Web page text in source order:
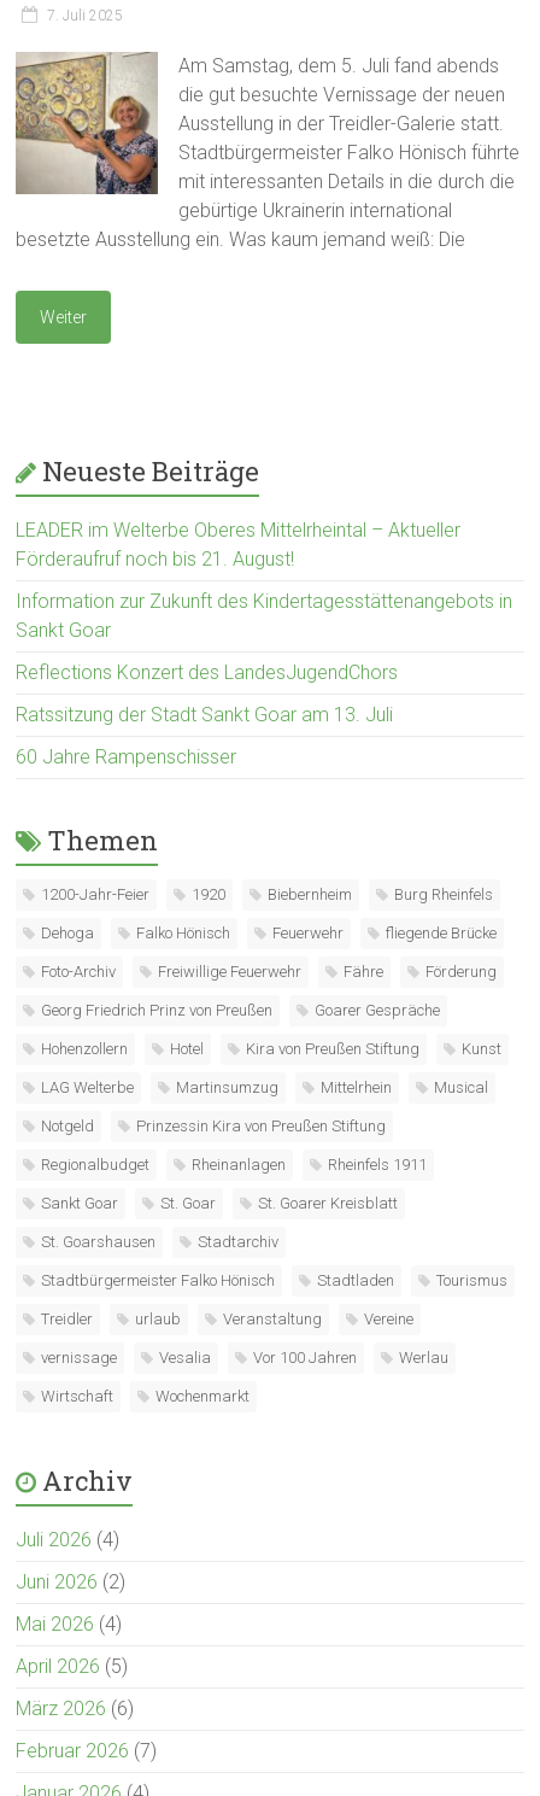
7. Juli 2025
Am Samstag, dem 5. Juli fand abends
die gut besuchte Vernissage der neuen
Ausstellung in der Treidler-Galerie statt.
Stadtbürgermeister Falko Hönisch führte
mit interessanten Details in die durch die
gebürtige Ukrainerin international
besetzte Ausstellung ein. Was kaum jemand weiß: Die
Weiter
Neueste Beiträge
LEADER im Welterbe Oberes Mittelrheintal – Aktueller
Förderaufruf noch bis 21. August!
Information zur Zukunft des Kindertagesstättenangebots in
Sankt Goar
Reflections Konzert des LandesJugendChors
Ratssitzung der Stadt Sankt Goar am 13. Juli
60 Jahre Rampenschisser
Themen
1200-Jahr-Feier 1920 Biebernheim Burg Rheinfels
Dehoga Falko Hönisch Feuerwehr fliegende Brücke
Foto-Archiv Freiwillige Feuerwehr Fähre Förderung
Georg Friedrich Prinz von Preußen Goarer Gespräche
Hohenzollern Hotel Kira von Preußen Stiftung Kunst
LAG Welterbe Martinsumzug Mittelrhein Musical
Notgeld Prinzessin Kira von Preußen Stiftung
Regionalbudget Rheinanlagen Rheinfels 1911
Sankt Goar St. Goar St. Goarer Kreisblatt
St. Goarshausen Stadtarchiv
Stadtbürgermeister Falko Hönisch Stadtladen Tourismus
Treidler urlaub Veranstaltung Vereine
vernissage Vesalia Vor 100 Jahren Werlau
Wirtschaft Wochenmarkt
Archiv
Juli 2026 (4)
Juni 2026 (2)
Mai 2026 (4)
April 2026 (5)
März 2026 (6)
Februar 2026 (7)